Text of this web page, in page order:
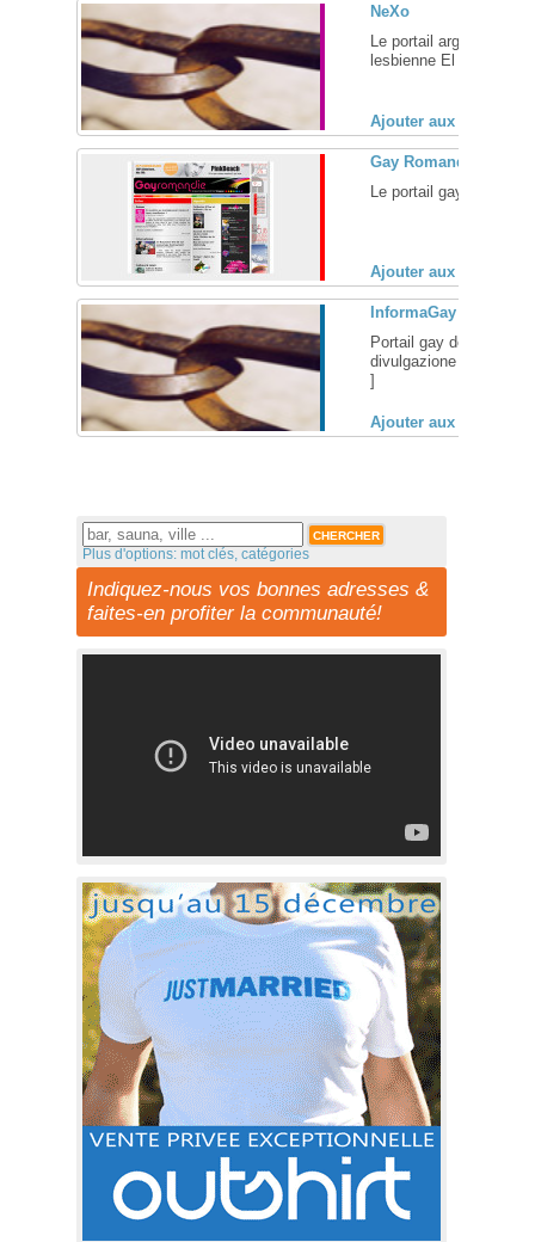
NeXo
Le portail argentin
lesbienne El portal
Ajouter aux favoris
Gay Romandie
Le portail gay
Ajouter aux favoris
InformaGay
Portail gay de Turin
divulgazione GLBT -
]
Ajouter aux favoris
Plus d'options: mot clés, catégories
Indiquez-nous vos bonnes adresses &
faites-en profiter la communauté!